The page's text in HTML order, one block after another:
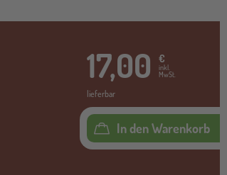
17,00 €
inkl.
MwSt.
lieferbar
In den Warenkorb